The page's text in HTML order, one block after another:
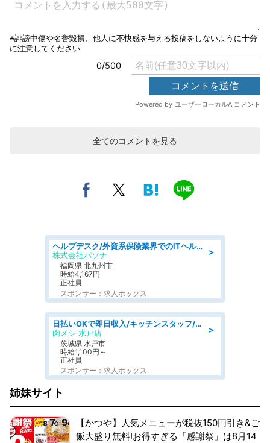
全てのコメントを見る
＞
ヘルプデスク/外資系保険業界でのITヘルプデスク業務/駅近/即日勤務可/ヘルプデスク
株式会社パソナ
福岡県 北九州市
時給4,167円
正社員
スポンサー：求人ボックス
＞
日払いOKで即日収入/キッチンスタッフ/「原付免許必須」デリバリー業務など、自己成長可能な幅広い仕事に挑戦!髪型自由&ピアス・ネイルOK/茨城県/水戸市
肉メシ 水戸店
茨城県 水戸市
時給1,100円～
正社員
スポンサー：求人ボックス
姉妹サイト
【かつや】人気メニューが税抜150円引き&ご
飯大盛り無料!お得すぎる「感謝祭」は8月14